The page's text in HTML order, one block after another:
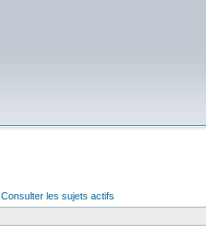
Consulter les sujets actifs